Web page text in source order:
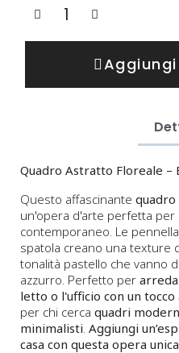
Quadro Astratto Floreale –
Questo affascinante
un'opera d'arte perfetta per
contemporaneo. Le
spatola creano una texture
tonalità pastello che vanno
azzurro. Perfetto per
letto o l'ufficio con un
per chi cerca quadri
minimalisti Aggiungi
casa con questa opera